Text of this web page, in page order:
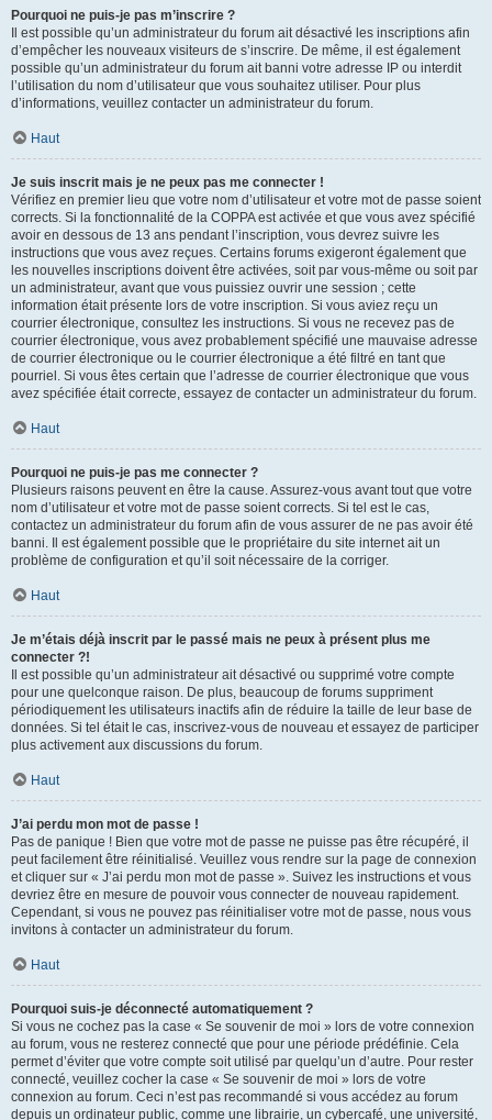
Pourquoi ne puis-je pas m’inscrire ?
Il est possible qu’un administrateur du forum ait désactivé les inscriptions afin
d’empêcher les nouveaux visiteurs de s’inscrire. De même, il est également
possible qu’un administrateur du forum ait banni votre adresse IP ou interdit
l’utilisation du nom d’utilisateur que vous souhaitez utiliser. Pour plus
d’informations, veuillez contacter un administrateur du forum.
Haut
Je suis inscrit mais je ne peux pas me connecter !
Vérifiez en premier lieu que votre nom d’utilisateur et votre mot de passe soient
corrects. Si la fonctionnalité de la COPPA est activée et que vous avez spécifié
avoir en dessous de 13 ans pendant l’inscription, vous devrez suivre les
instructions que vous avez reçues. Certains forums exigeront également que
les nouvelles inscriptions doivent être activées, soit par vous-même ou soit par
un administrateur, avant que vous puissiez ouvrir une session ; cette
information était présente lors de votre inscription. Si vous aviez reçu un
courrier électronique, consultez les instructions. Si vous ne recevez pas de
courrier électronique, vous avez probablement spécifié une mauvaise adresse
de courrier électronique ou le courrier électronique a été filtré en tant que
pourriel. Si vous êtes certain que l’adresse de courrier électronique que vous
avez spécifiée était correcte, essayez de contacter un administrateur du forum.
Haut
Pourquoi ne puis-je pas me connecter ?
Plusieurs raisons peuvent en être la cause. Assurez-vous avant tout que votre
nom d’utilisateur et votre mot de passe soient corrects. Si tel est le cas,
contactez un administrateur du forum afin de vous assurer de ne pas avoir été
banni. Il est également possible que le propriétaire du site internet ait un
problème de configuration et qu’il soit nécessaire de la corriger.
Haut
Je m’étais déjà inscrit par le passé mais ne peux à présent plus me
connecter ?!
Il est possible qu’un administrateur ait désactivé ou supprimé votre compte
pour une quelconque raison. De plus, beaucoup de forums suppriment
périodiquement les utilisateurs inactifs afin de réduire la taille de leur base de
données. Si tel était le cas, inscrivez-vous de nouveau et essayez de participer
plus activement aux discussions du forum.
Haut
J’ai perdu mon mot de passe !
Pas de panique ! Bien que votre mot de passe ne puisse pas être récupéré, il
peut facilement être réinitialisé. Veuillez vous rendre sur la page de connexion
et cliquer sur « J’ai perdu mon mot de passe ». Suivez les instructions et vous
devriez être en mesure de pouvoir vous connecter de nouveau rapidement.
Cependant, si vous ne pouvez pas réinitialiser votre mot de passe, nous vous
invitons à contacter un administrateur du forum.
Haut
Pourquoi suis-je déconnecté automatiquement ?
Si vous ne cochez pas la case « Se souvenir de moi » lors de votre connexion
au forum, vous ne resterez connecté que pour une période prédéfinie. Cela
permet d’éviter que votre compte soit utilisé par quelqu’un d’autre. Pour rester
connecté, veuillez cocher la case « Se souvenir de moi » lors de votre
connexion au forum. Ceci n’est pas recommandé si vous accédez au forum
depuis un ordinateur public, comme une librairie, un cybercafé, une université,